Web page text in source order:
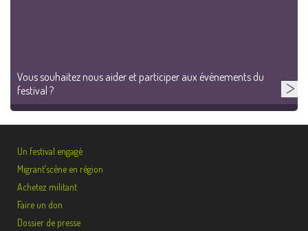
Vous souhaitez nous aider et participer aux événements du
festival ?
Un festival engagé
Migrant’scène en région
Achetez militant
Faire un don
Dossier de presse